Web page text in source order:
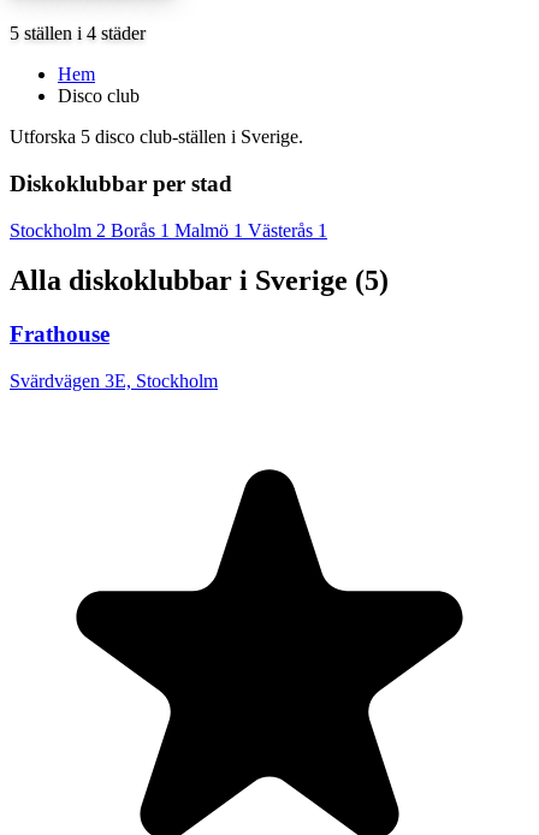
5 ställen i 4 städer
Hem
Disco club
Utforska 5 disco club-ställen i Sverige.
Diskoklubbar per stad
Stockholm 2 Borås 1 Malmö 1 Västerås 1
Alla diskoklubbar i Sverige (5)
Frathouse
Svärdvägen 3E, Stockholm